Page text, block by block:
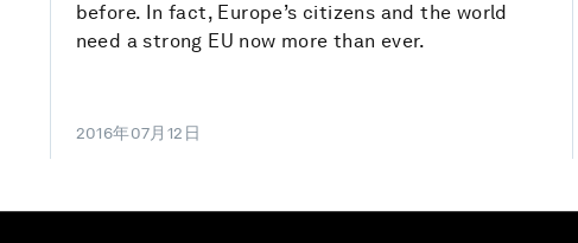
before. In fact, Europe’s citizens and the world
need a strong EU now more than ever.
2016年07月12日